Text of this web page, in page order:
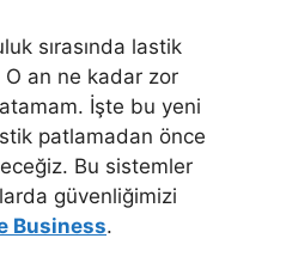
sırasında lastik
O an ne kadar zor
İşte bu yeni
patlamadan önce
Bu sistemler
güvenliğimizi
Business.